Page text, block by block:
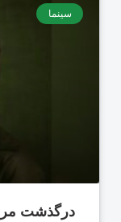
سینما
درگذشت مریم